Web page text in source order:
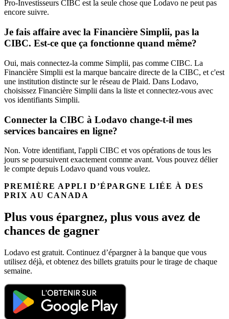
Pro-Investisseurs CIBC est la seule chose que Lodavo ne peut pas
encore suivre.
Je fais affaire avec la Financière Simplii, pas la
CIBC. Est-ce que ça fonctionne quand même?
Oui, mais connectez-la comme Simplii, pas comme CIBC. La
Financière Simplii est la marque bancaire directe de la CIBC, et c'est
une institution distincte sur le réseau de Plaid. Dans Lodavo,
choisissez Financière Simplii dans la liste et connectez-vous avec
vos identifiants Simplii.
Connecter la CIBC à Lodavo change-t-il mes
services bancaires en ligne?
Non. Votre identifiant, l'appli CIBC et vos opérations de tous les
jours se poursuivent exactement comme avant. Vous pouvez délier
le compte depuis Lodavo quand vous voulez.
PREMIÈRE APPLI D’ÉPARGNE LIÉE À DES
PRIX AU CANADA
Plus vous épargnez, plus vous avez de
chances de gagner
Lodavo est gratuit. Continuez d’épargner à la banque que vous
utilisez déjà, et obtenez des billets gratuits pour le tirage de chaque
semaine.